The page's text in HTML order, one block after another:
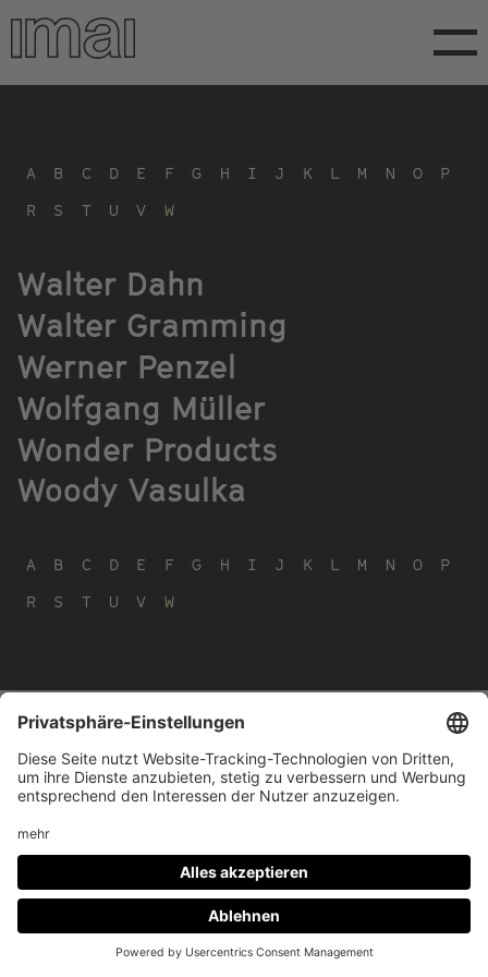
Direkt
zum
Inhalt
A B C D E F G H I J K L M N O
P
R
S T U V W
Walter Dahn
Walter Gramming
Werner Penzel
Wolfgang Müller
Wonder Products
Woody Vasulka
A B C D E F G H I J K L M N O
P
R
S T U V W
Footer
menu
IMPRESSUM PRIVACY
IMAI PLAY NUTZUNGSBEDINGUNGEN
Social
FACEBOOK INSTAGRAM